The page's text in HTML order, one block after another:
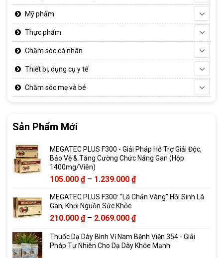
Mỹ phẩm
Thực phẩm
Chăm sóc cá nhân
Thiết bị, dụng cụ y tế
Chăm sóc mẹ và bé
Sản Phẩm Mới
MEGATEC PLUS F300 - Giải Pháp Hỗ Trợ Giải Độc,
Bảo Vệ & Tăng Cường Chức Năng Gan (Hộp
1400mg/Viên)
105.000 ₫ – 1.239.000 ₫Khoảng
từ
đến
MEGATEC PLUS F300: “Lá Chắn Vàng” Hồi Sinh Lá
Gan, Khơi Nguồn Sức Khỏe
210.000 ₫ – 2.069.000 ₫Khoảng
từ
210.000 ₫
Thuốc Dạ Dày Bình Vị Nam Bệnh Viện 354 - Giải
Pháp Tự Nhiên Cho Dạ Dày Khỏe Mạnh